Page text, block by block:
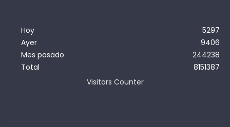
Hoy
Ayer
Mes pasado
Total
5297
9406
244238
8151387
Visitors Counter